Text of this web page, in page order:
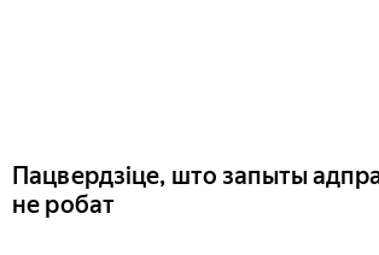
Пацвердзіце, што запыты
не робат